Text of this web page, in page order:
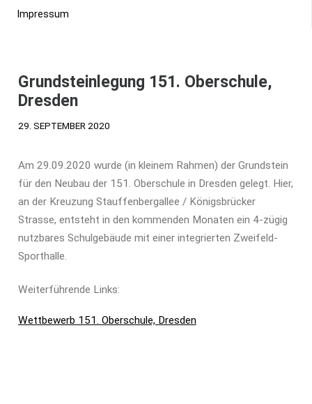
Stellen
Impressum
Grundsteinlegung 151. Oberschule,
Dresden
29. SEPTEMBER 2020
Am 29.09.2020 wurde (in kleinem Rahmen) der Grundstein
für den Neubau der 151. Oberschule in Dresden gelegt. Hier,
an der Kreuzung Stauffenbergallee / Königsbrücker
Strasse, entsteht in den kommenden Monaten ein 4-zügig
nutzbares Schulgebäude mit einer integrierten Zweifeld-
Sporthalle.
Weiterführende Links:
Wettbewerb 151. Oberschule, Dresden